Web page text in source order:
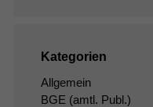
Kategorien
Allgemein
BGE (amtl. Publ.)